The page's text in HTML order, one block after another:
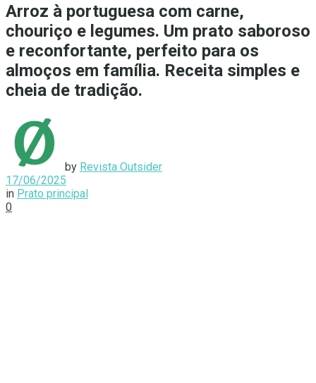
Arroz à portuguesa com carne,
chouriço e legumes. Um prato saboroso
e reconfortante, perfeito para os
almoços em família. Receita simples e
cheia de tradição.
by Revista Outsider
17/06/2025
in Prato principal
0